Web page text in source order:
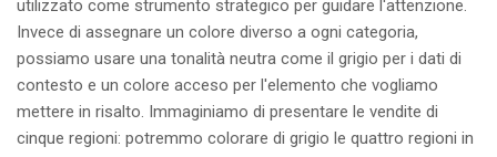
utilizzato come strumento strategico per guidare l'attenzione.
Invece di assegnare un colore diverso a ogni categoria,
possiamo usare una tonalità neutra come il grigio per i dati di
contesto e un colore acceso per l'elemento che vogliamo
mettere in risalto. Immaginiamo di presentare le vendite di
cinque regioni: potremmo colorare di grigio le quattro regioni in